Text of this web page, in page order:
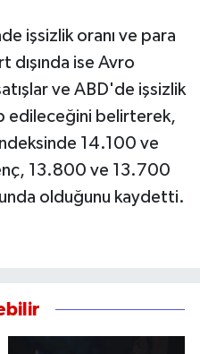
işsizlik oranı ve para
dışında ise Avro
ve ABD'de işsizlik
edileceğini belirterek,
14.100 ve
13.800 ve 13.700
olduğunu kaydetti.